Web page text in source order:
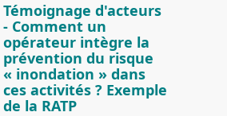
Témoignage d'acteurs
- Comment un
opérateur intègre la
prévention du risque
« inondation » dans
ces activités ? Exemple
de la RATP